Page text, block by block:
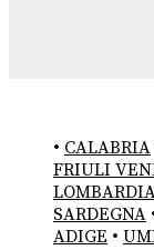
• CALABRIA
FRIULI
SARDEGNA
ADIGE •